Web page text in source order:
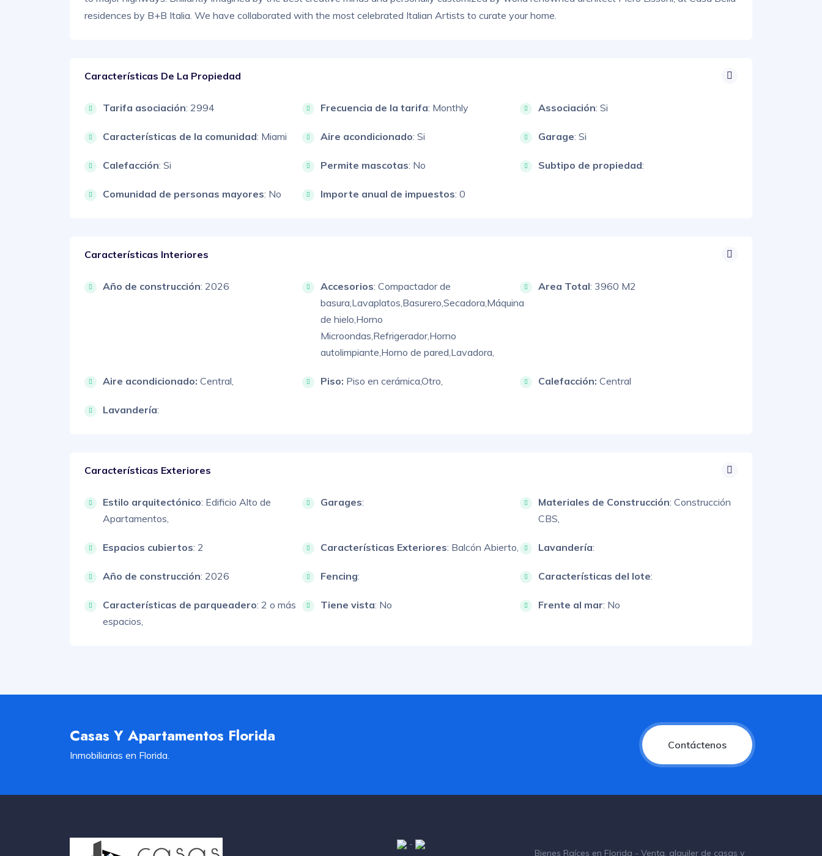
residences by B+B Italia. We have collaborated with the most celebrated Italian Artists to curate your home.
Características De La Propiedad
Tarifa asociación: 2994 Frecuencia de la tarifa: Monthly Associación: Si
Características de la comunidad: Miami Aire acondicionado: Si Garage: Si
Calefacción: Si Permite mascotas: No Subtipo de propiedad:
Comunidad de personas mayores: No Importe anual de impuestos: 0
Características Interiores
Año de construcción: 2026 Accesorios: Compactador de
basura, Lavaplatos, Basurero, Secadora, Máquina
de hielo, Horno
Microondas, Refrigerador,Horno
autolimpiante, Horno de pared, Lavadora,
Area Total: 3960 M2
Aire acondicionado: Central, Piso: Piso en cerámica,Otro, Calefacción: Central
Lavandería:
Características Exteriores
Estilo arquitectónico: Edificio Alto de
Apartamentos,
Garages: Materiales de Construcción: Construcción
CBS,
Espacios cubiertos: 2 Características Exteriores: Balcón Abierto, Lavandería:
Año de construcción: 2026 Fencing: Características del lote:
Características de parqueadero: 2 o más
espacios,
Tiene vista: No Frente al mar: No
Casas Y Apartamentos Florida
Inmobiliarias en Florida.
Contáctenos
-
Bienes Raíces en Florida - Venta, alquiler de casas y